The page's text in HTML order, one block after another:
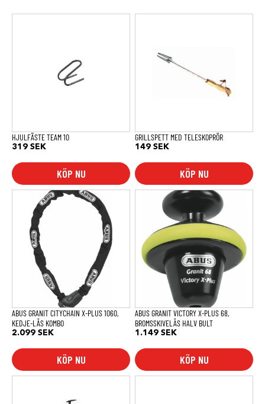
HJULFÄSTE TEAM 10
319 SEK
KÖP NU
GRILLSPETT MED TELESKOPRÖR
149 SEK
KÖP NU
ABUS GRANIT CITYCHAIN X-PLUS 1060,
KEDJE-LÅS KOMBO
2.099 SEK
KÖP NU
ABUS GRANIT VICTORY X-PLUS 68,
BROMSSKIVELÅS HALV BULT
1.149 SEK
KÖP NU